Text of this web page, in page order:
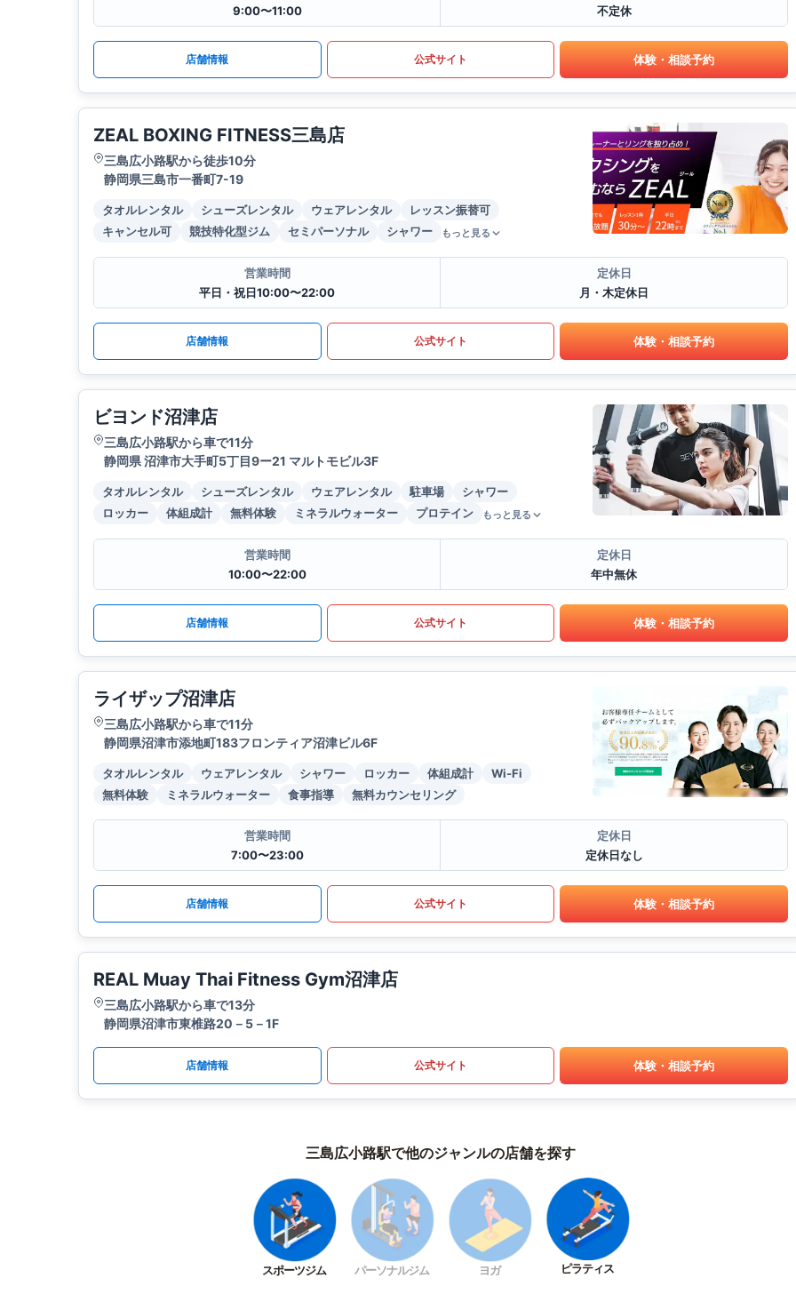
9:00〜11:00
不定休
店舗情報 公式サイト 体験・相談予約
ZEAL BOXING FITNESS三島店
三島広小路駅から徒歩10分
静岡県三島市一番町7-19
タオルレンタル シューズレンタル ウェアレンタル
レッスン振替可
キャンセル可
競技特化型ジム セミパーソナル シャワー もっと見る
営業時間
平日・祝日10:00〜22:00
定休日
月・木定休日
店舗情報 公式サイト 体験・相談予約
ビヨンド沼津店
三島広小路駅から車で11分
静岡県 沼津市大手町5丁目9ー21 マルトモビル3F
タオルレンタル シューズレンタル ウェアレンタル 駐車場
シャワー
ロッカー
体組成計 無料体験 ミネラルウォーター プロテイン もっと見る
営業時間
10:00〜22:00
定休日
年中無休
店舗情報 公式サイト 体験・相談予約
ライザップ沼津店
三島広小路駅から車で11分
静岡県沼津市添地町183フロンティア沼津ビル6F
タオルレンタル ウェアレンタル シャワー ロッカー 体組成計
Wi-Fi
無料体験
ミネラルウォーター 食事指導 無料カウンセリング
営業時間
7:00〜23:00
定休日
定休日なし
店舗情報 公式サイト 体験・相談予約
REAL Muay Thai Fitness Gym沼津店
三島広小路駅から車で13分
静岡県沼津市東椎路20－5－1F
店舗情報 公式サイト 体験・相談予約
三島広小路駅で他のジャンルの店舗を探す
スポーツジム パーソナルジム ヨガ ピラティス